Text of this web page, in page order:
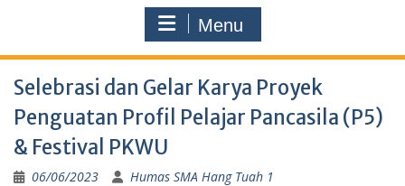
Menu
Selebrasi dan Gelar Karya Proyek
Penguatan Profil Pelajar Pancasila (P5)
& Festival PKWU
06/06/2023 Humas SMA Hang Tuah 1